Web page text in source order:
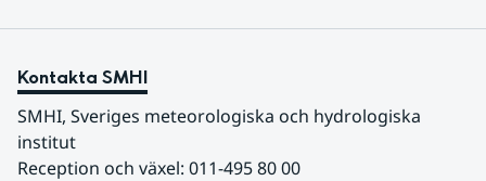
Kontakta SMHI
SMHI, Sveriges meteorologiska och hydrologiska
institut
Reception och växel: 011-495 80 00